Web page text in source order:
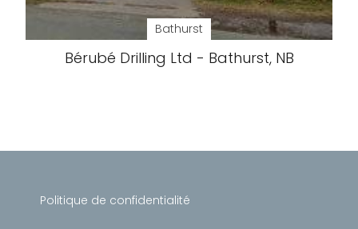
Bathurst
Bérubé Drilling Ltd - Bathurst, NB
Politique de confidentialité